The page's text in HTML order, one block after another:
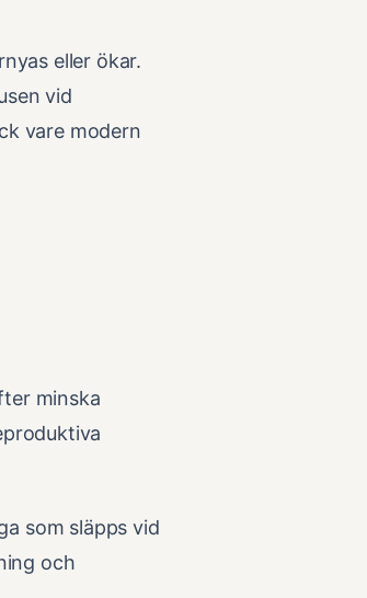
eller ökar.
vid
vare modern
minska
som släpps vid
och